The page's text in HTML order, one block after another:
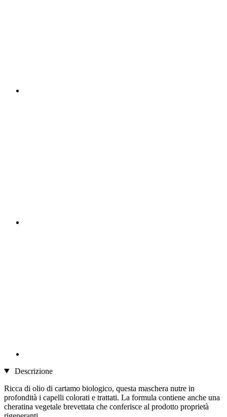
Descrizione
Ricca di olio di cartamo biologico, questa maschera nutre in
profondità i capelli colorati e trattati. La formula contiene anche una
cheratina vegetale brevettata che conferisce al prodotto proprietà